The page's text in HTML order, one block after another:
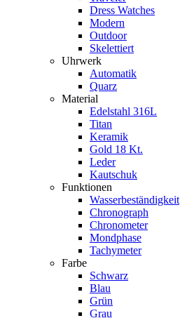
Dress Watches
Modern
Outdoor
Skelettiert
Uhrwerk
Automatik
Quarz
Material
Edelstahl 316L
Titan
Keramik
Gold 18 Kt.
Leder
Kautschuk
Funktionen
Wasserbeständigkeit
Chronograph
Chronometer
Mondphase
Tachymeter
Farbe
Schwarz
Blau
Grün
Grau